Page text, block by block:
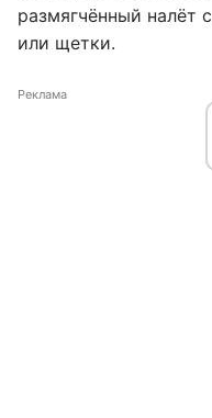
размягчённый
или щетки.
Реклама